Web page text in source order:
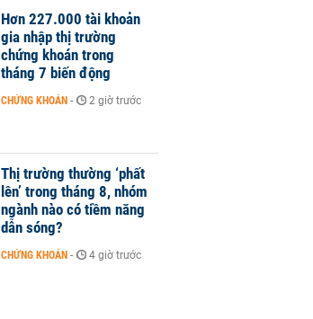
Hơn 227.000 tài khoản
gia nhập thị trường
chứng khoán trong
tháng 7 biến động
CHỨNG KHOÁN - 2 giờ trước
Thị trường thường ‘phất
lên’ trong tháng 8, nhóm
ngành nào có tiềm năng
dẫn sóng?
CHỨNG KHOÁN - 4 giờ trước